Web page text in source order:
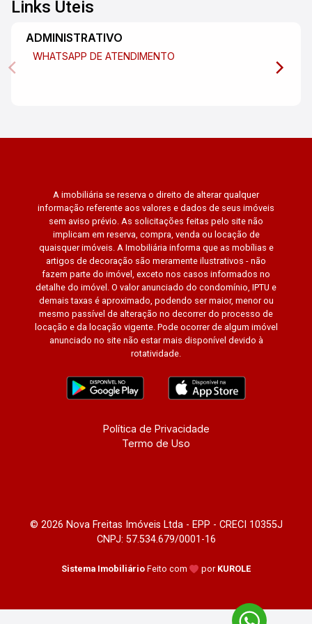
espaço para caminhadas, proporcionando
qualidade de vida para toda a família.
praias, facilitando o seu dia a dia e
uma visita! Não perca tempo, venha conhecer seu
novo lar! Aguardamos seu contato.
#altopadraocaragua
Links Úteis
ADMINISTRATIVO
WHATSAPP DE ATENDIMENTO
A imobiliária se reserva o direito de alterar qualquer
informação referente aos valores e dados de seus imóveis
sem aviso prévio. As solicitações feitas pelo site não
implicam em reserva, compra, venda ou locação de
quaisquer imóveis. A Imobiliária informa que as mobílias e
artigos de decoração são meramente ilustrativos - não
fazem parte do imóvel, exceto nos casos informados no
detalhe do imóvel. O valor anunciado do condomínio, IPTU e
demais taxas é aproximado, podendo ser maior, menor ou
mesmo passível de alteração no decorrer do processo de
locação e da locação vigente. Pode ocorrer de algum imóvel
anunciado no site não estar mais disponível devido à
rotatividade.
Política de Privacidade
Termo de Uso
© 2026 Nova Freitas Imóveis Ltda - EPP - CRECI 10355J
CNPJ: 57.534.679/0001-16
Sistema Imobiliário Feito com por KUROLE